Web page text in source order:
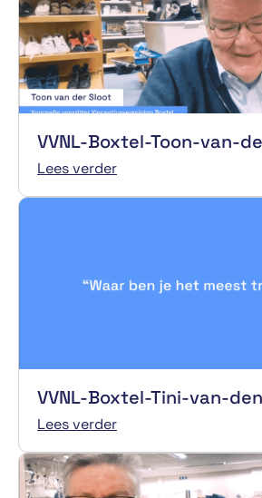
VVNL-Boxtel-Toon-van-
Lees verder
VVNL-Boxtel-Tini-van-
Lees verder